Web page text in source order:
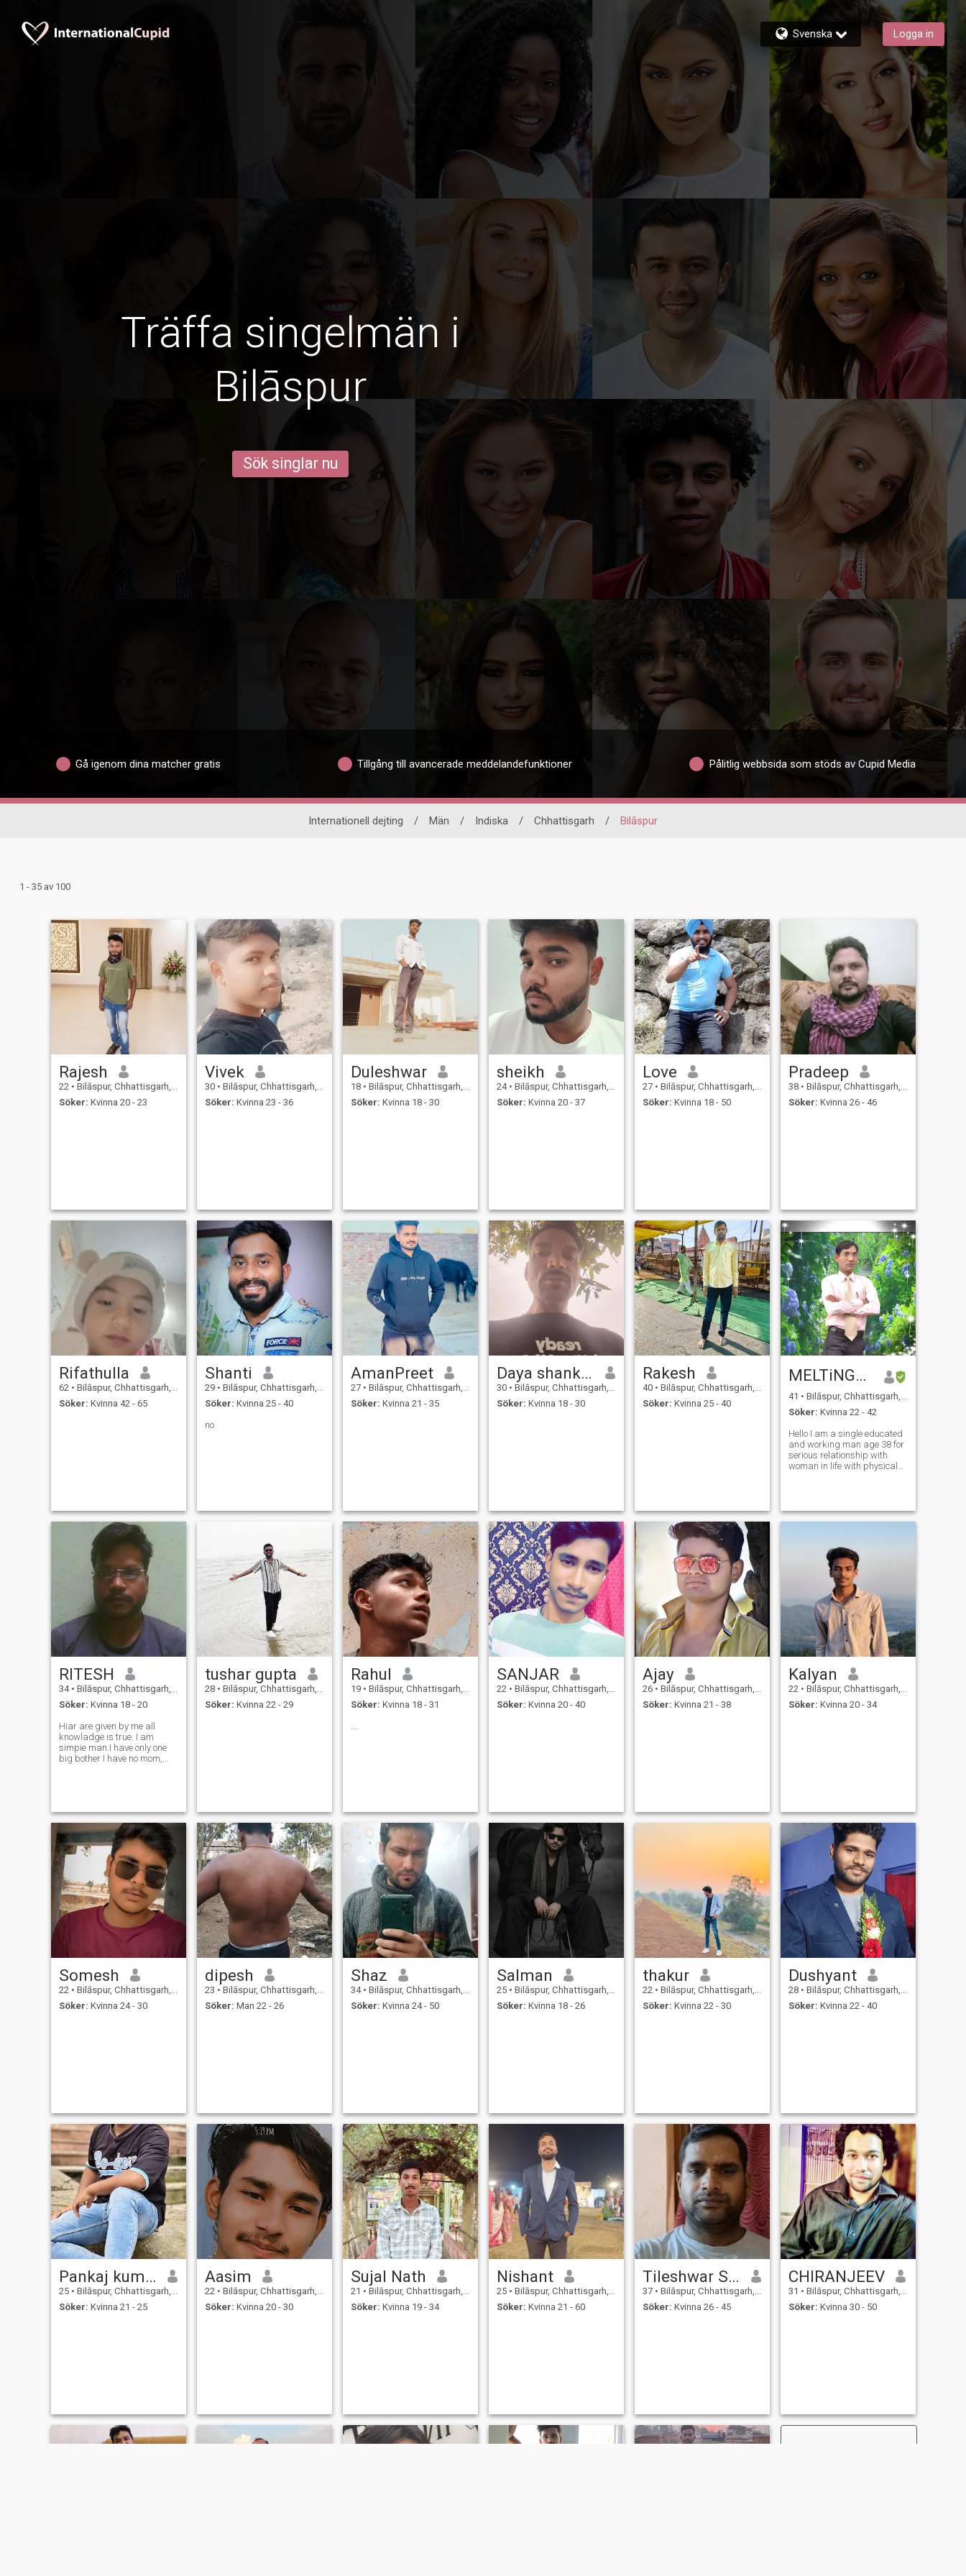
Svenska Logga in
Träffa singelmän i
Bilāspur
Sök singlar nu
Gå igenom dina matcher gratis Tillgång till avancerade meddelandefunktioner Pålitlig webbsida som stöds av Cupid Media
Internationell dejting / Män / Indiska / Chhattisgarh / Bilāspur
1 - 35 av 100
Rajesh
22 • Bilāspur, Chhattisgarh, Indien
Söker: Kvinna 20 - 23
Vivek
30 • Bilāspur, Chhattisgarh, Indien
Söker: Kvinna 23 - 36
Duleshwar
18 • Bilāspur, Chhattisgarh, Indien
Söker: Kvinna 18 - 30
sheikh
24 • Bilāspur, Chhattisgarh, Indien
Söker: Kvinna 20 - 37
Love
27 • Bilāspur, Chhattisgarh, Indien
Söker: Kvinna 18 - 50
Pradeep
38 • Bilāspur, Chhattisgarh, Indien
Söker: Kvinna 26 - 46
Rifathulla
62 • Bilāspur, Chhattisgarh, Indien
Söker: Kvinna 42 - 65
Shanti
29 • Bilāspur, Chhattisgarh, Indien
Söker: Kvinna 25 - 40
no
AmanPreet
27 • Bilāspur, Chhattisgarh, Indien
Söker: Kvinna 21 - 35
Daya shankar
30 • Bilāspur, Chhattisgarh, Indien
Söker: Kvinna 18 - 30
Rakesh
40 • Bilāspur, Chhattisgarh, Indien
Söker: Kvinna 25 - 40
MELTiNG💞❤️
41 • Bilāspur, Chhattisgarh, Indien
Söker: Kvinna 22 - 42
Hello I am a single educated
and working man age 38 for
serious relationship with
woman in life with physical
RITESH
34 • Bilāspur, Chhattisgarh, Indien
Söker: Kvinna 18 - 20
Hiar are given by me all
knowladge is true. I am
simpie man.I have only one
big bother I have no mom,
tushar gupta
28 • Bilāspur, Chhattisgarh, Indien
Söker: Kvinna 22 - 29
Rahul
19 • Bilāspur, Chhattisgarh, Indien
Söker: Kvinna 18 - 31
....
SANJAR
22 • Bilāspur, Chhattisgarh, Indien
Söker: Kvinna 20 - 40
Ajay
26 • Bilāspur, Chhattisgarh, Indien
Söker: Kvinna 21 - 38
Kalyan
22 • Bilāspur, Chhattisgarh, Indien
Söker: Kvinna 20 - 34
Somesh
22 • Bilāspur, Chhattisgarh, Indien
Söker: Kvinna 24 - 30
dipesh
23 • Bilāspur, Chhattisgarh, Indien
Söker: Man 22 - 26
Shaz
34 • Bilāspur, Chhattisgarh, Indien
Söker: Kvinna 24 - 50
Salman
25 • Bilāspur, Chhattisgarh, Indien
Söker: Kvinna 18 - 26
thakur
22 • Bilāspur, Chhattisgarh, Indien
Söker: Kvinna 22 - 30
Dushyant
28 • Bilāspur, Chhattisgarh, Indien
Söker: Kvinna 22 - 40
Pankaj kumar
25 • Bilāspur, Chhattisgarh, Indien
Söker: Kvinna 21 - 25
Aasim
22 • Bilāspur, Chhattisgarh, Indien
Söker: Kvinna 20 - 30
Sujal Nath
21 • Bilāspur, Chhattisgarh, Indien
Söker: Kvinna 19 - 34
Nishant
25 • Bilāspur, Chhattisgarh, Indien
Söker: Kvinna 21 - 60
Tileshwar Singh
37 • Bilāspur, Chhattisgarh, Indien
Söker: Kvinna 26 - 45
CHIRANJEEV
31 • Bilāspur, Chhattisgarh, Indien
Söker: Kvinna 30 - 50